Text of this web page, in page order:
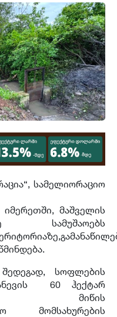
სამელიორაციო
მაშველის
სამუშაოებს
შედეგად, სოფლების
60 ჰექტარ
მიწის
მომსახურების